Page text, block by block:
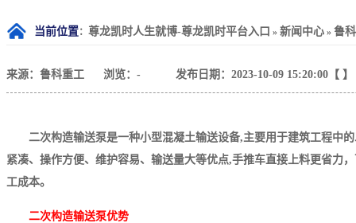
当前位置： 尊龙凯时人生就博-尊龙凯时平台入口 » 新闻中心 » 鲁
来源：鲁科重工 浏览： - 发布日期：2023-10-09 15:20:00【 】
二次构造输送泵是一种小型混凝土输送设备,主要用于建筑工程中
紧凑、操作方便、维护容易、输送量大等优点,手推车直接上料更省力
工成本。
二次构造输送泵优势